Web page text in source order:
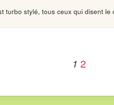
turbo stylé, tous ceux qui disent
1 2